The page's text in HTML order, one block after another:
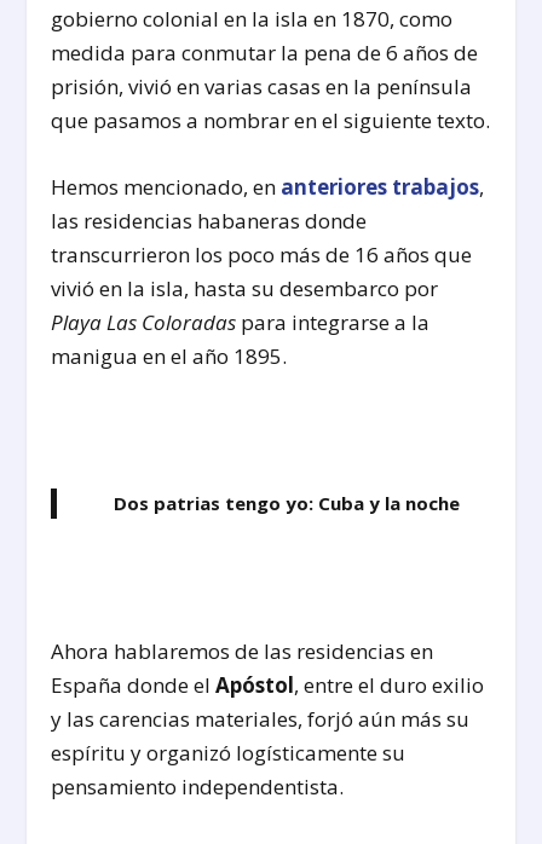
gobierno colonial en la isla en 1870, como
medida para conmutar la pena de 6 años de
prisión, vivió en varias casas en la península
que pasamos a nombrar en el siguiente texto.
Hemos mencionado, en anteriores trabajos,
las residencias habaneras donde
transcurrieron los poco más de 16 años que
vivió en la isla, hasta su desembarco por
Playa Las Coloradas para integrarse a la
manigua en el año 1895.
Dos patrias tengo yo: Cuba y la noche
Ahora hablaremos de las residencias en
España donde elApóstol, entre el duro exilio
y las carencias materiales, forjó aún más su
espíritu y organizó logísticamente su
pensamiento independentista.